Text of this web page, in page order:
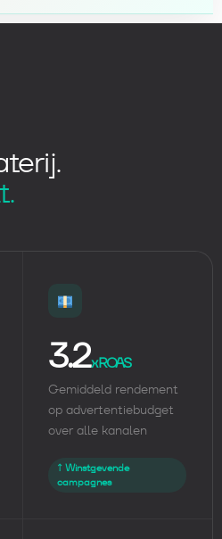
3.2x ROAS
Gemiddeld rendement
op advertentiebudget
over alle kanalen
↑ Winstgevende
campagnes